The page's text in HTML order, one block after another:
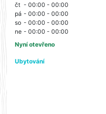
čt - 00:00 - 00:00
pá - 00:00 - 00:00
so - 00:00 - 00:00
ne - 00:00 - 00:00
Nyní otevřeno
Ubytování